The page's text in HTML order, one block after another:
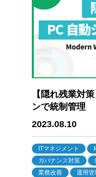
【隠れ残業対
ンで統制管理
2023.08.10
ITマネジメント
ガバナンス対策
業務改善
運用管